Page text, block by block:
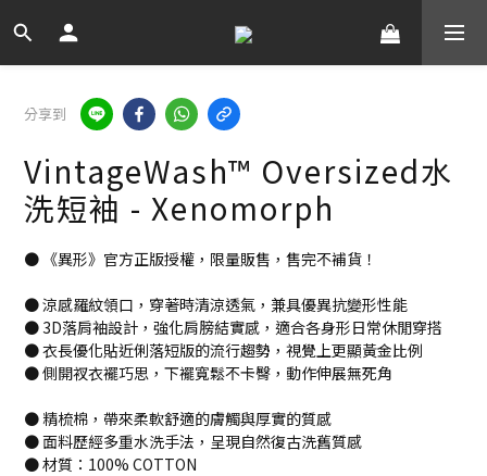
分享到
VintageWash™ Oversized水
洗短袖 - Xenomorph
● 《異形》官方正版授權，限量販售，售完不補貨！
● 涼感羅紋領口，穿著時清涼透氣，兼具優異抗變形性能
● 3D落肩袖設計，強化肩膀結實感，適合各身形日常休閒穿搭
● 衣長優化貼近俐落短版的流行趨勢，視覺上更顯黃金比例
● 側開衩衣襬巧思，下襬寬鬆不卡臀，動作伸展無死角
● 精梳棉，帶來柔軟舒適的膚觸與厚實的質感
● 面料歷經多重水洗手法，呈現自然復古洗舊質感
● 材質：100% COTTON